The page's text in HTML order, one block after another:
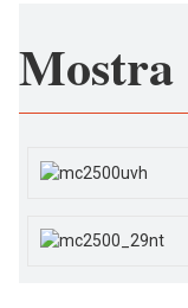
Mostra